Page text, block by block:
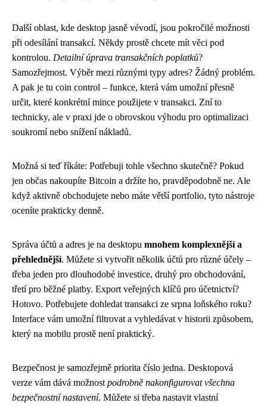
Další oblast, kde desktop jasně vévodí, jsou pokročilé možnosti
při odesílání transakcí. Někdy prostě chcete mít věci pod
kontrolou. Detailní úprava transakčních poplatků?
Samozřejmost. Výběr mezi různými typy adres? Žádný problém.
A pak je tu coin control – funkce, která vám umožní přesně
určit, které konkrétní mince použijete v transakci. Zní to
technicky, ale v praxi jde o obrovskou výhodu pro optimalizaci
soukromí nebo snížení nákladů.
Možná si teď říkáte: Potřebuji tohle všechno skutečně? Pokud
jen občas nakoupíte Bitcoin a držíte ho, pravděpodobně ne. Ale
když aktivně obchodujete nebo máte větší portfolio, tyto nástroje
oceníte prakticky denně.
Správa účtů a adres je na desktopu mnohem komplexnější a
přehlednější. Můžete si vytvořit několik účtů pro různé účely –
třeba jeden pro dlouhodobé investice, druhý pro obchodování,
třetí pro běžné platby. Export veřejných klíčů pro účetnictví?
Hotovo. Potřebujete dohledat transakci ze srpna loňského roku?
Interface vám umožní filtrovat a vyhledávat v historii způsobem,
který na mobilu prostě není praktický.
Bezpečnost je samozřejmě priorita číslo jedna. Desktopová
verze vám dává možnost podrobně nakonfigurovat všechna
bezpečnostní nastavení. Můžete si třeba nastavit vlastní